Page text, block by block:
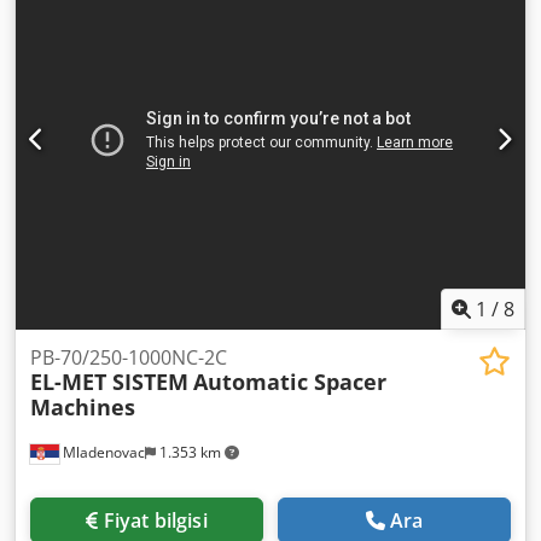
tel/dak - makine boyutu: 55 x 11 x 4 mm - makine iki işçi
tarafından çalıştırılır
1 /8
Mladenovac 1.353 km
PB-70/250-1000NC-2C
EL-MET SISTEM Automatic Spacer
Machines
Fiyat bilgisi Ara